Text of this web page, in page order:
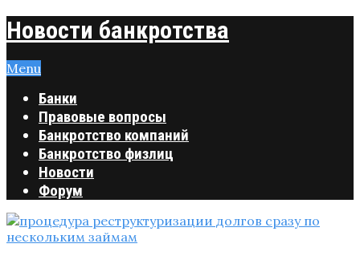
Новости банкротства
Menu
Банки
Правовые вопросы
Банкротство компаний
Банкротство физлиц
Новости
Форум